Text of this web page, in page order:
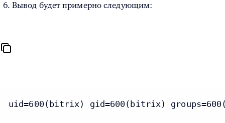
Вывод будет примерно следующим:
uid=600(bitrix) gid=600(bitrix)